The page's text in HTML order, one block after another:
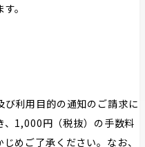
。
利用目的の通知のご請求に
、1,000円（税抜）の手数料
めご了承ください。なお、